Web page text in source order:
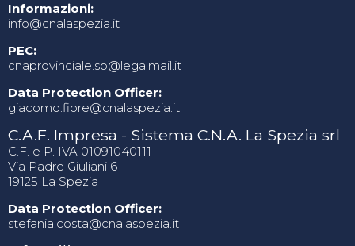
Informazioni:
info@cnalaspezia.it
PEC:
cnaprovinciale.sp@legalmail.it
Data Protection Officer:
giacomo.fiore@cnalaspezia.it
C.A.F. Impresa - Sistema C.N.A. La Spezia srl
C.F. e P. IVA 01091040111
Via Padre Giuliani 6
19125 La Spezia
Data Protection Officer:
stefania.costa@cnalaspezia.it